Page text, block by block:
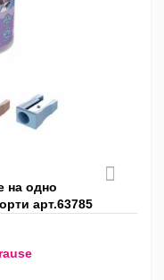
на одно
арт.63785